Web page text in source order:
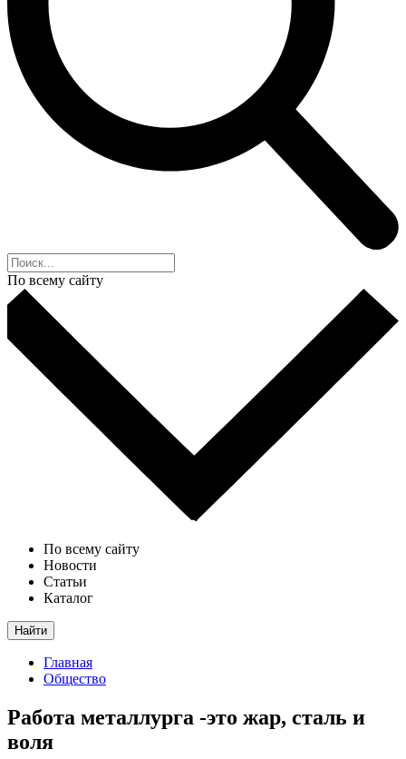
По всему сайту
По всему сайту
Новости
Статьи
Каталог
Найти
Главная
Общество
Работа металлурга -это жар, сталь и
воля